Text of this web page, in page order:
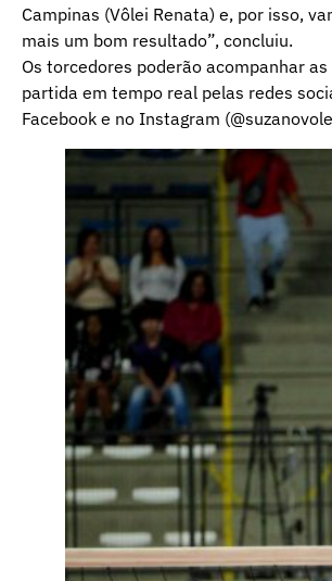
Campinas (Vôlei Renata) e, por isso,
mais um bom resultado”, concluiu.
Os torcedores poderão acompanhar
partida em tempo real pelas redes
Facebook e no Instagram